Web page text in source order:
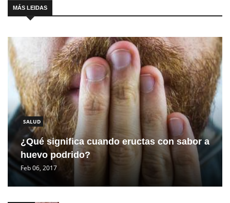
MÁS LEIDAS
SALUD
¿Qué significa cuando eructas con sabor a
huevo podrido?
Feb 06, 2017